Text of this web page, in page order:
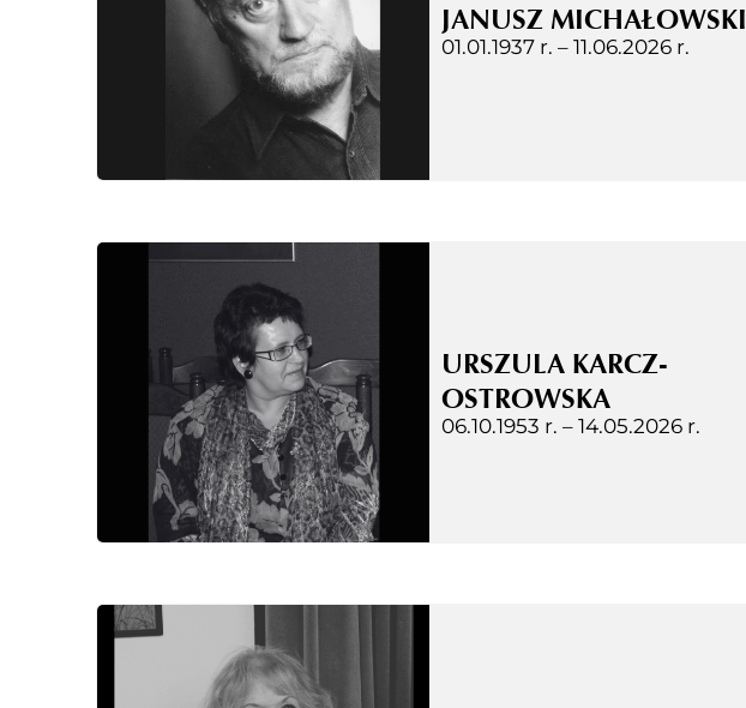
JANUSZ MICHAŁOWSKI
01.01.1937 r. –11.06.2026 r.
URSZULA KARCZ-
OSTROWSKA
06.10.1953 r. –14.05.2026 r.